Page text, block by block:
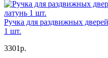
Ручка для раздвижных
1 шт.
3301р.